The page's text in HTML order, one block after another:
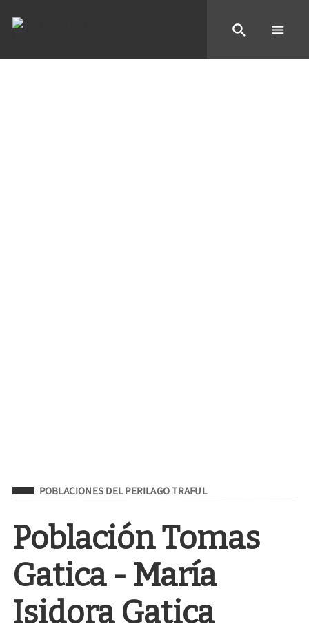
Filed Under
POBLACIONES DEL PERILAGO TRAFUL
Población Tomas
Gatica - María
Isidora Gatica